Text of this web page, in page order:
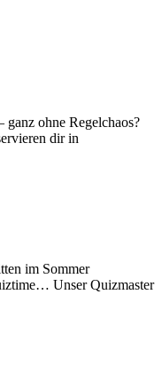
ganz ohne Regelchaos?
dir in
im Sommer
Unser Quizmaster